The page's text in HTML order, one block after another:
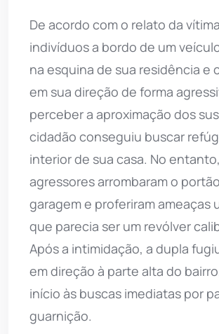
De acordo com o relato da
indivíduos a bordo de um
na esquina de sua residência e
em sua direção de forma
perceber a aproximação dos
cidadão conseguiu buscar
interior de sua casa. No
agressores arrombaram o
garagem e proferiram ameaças
que parecia ser um revólver
Após a intimidação, a dupla
em direção à parte alta do
início às buscas imediatas por
guarnição.